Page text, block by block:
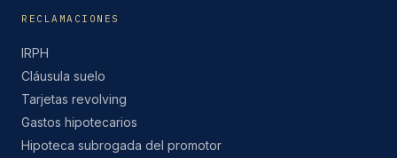
RECLAMACIONES
IRPH
Cláusula suelo
Tarjetas revolving
Gastos hipotecarios
Hipoteca subrogada del promotor